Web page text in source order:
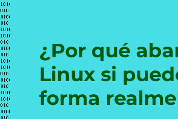
¿Por qué
Linux si
forma